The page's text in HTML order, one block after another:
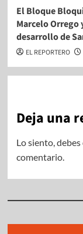
El Bloque
Marcelo Orrego
desarrollo de
EL REPORTERO
Deja una
Lo siento,
comentario.